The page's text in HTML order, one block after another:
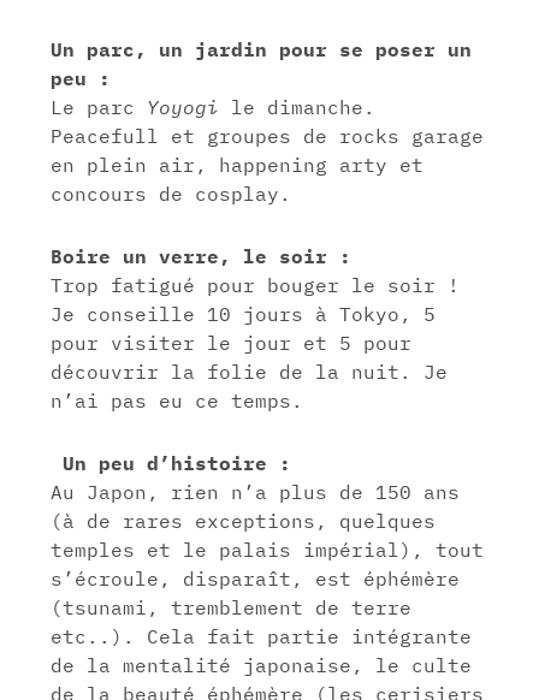
Un parc, un jardin pour se poser un
peu :
Le parc Yoyogi le dimanche.
Peacefull et groupes de rocks garage
en plein air, happening arty et
concours de cosplay.
Boire un verre, le soir :
Trop fatigué pour bouger le soir !
Je conseille 10 jours à Tokyo, 5
pour visiter le jour et 5 pour
découvrir la folie de la nuit. Je
n’ai pas eu ce temps.
Un peu d’histoire :
Au Japon, rien n’a plus de 150 ans
(à de rares exceptions, quelques
temples et le palais impérial), tout
s’écroule, disparaît, est éphémère
(tsunami, tremblement de terre
etc..). Cela fait partie intégrante
de la mentalité japonaise, le culte
de la beauté éphémère (les cerisiers